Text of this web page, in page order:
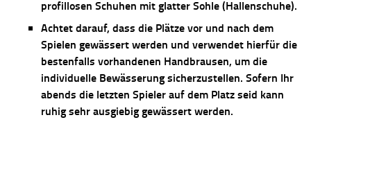
profillosen Schuhen mit glatter Sohle (Hallenschuhe).
Achtet darauf, dass die Plätze vor und nach dem
Spielen gewässert werden und verwendet hierfür die
bestenfalls vorhandenen Handbrausen, um die
individuelle Bewässerung sicherzustellen. Sofern Ihr
abends die letzten Spieler auf dem Platz seid kann
ruhig sehr ausgiebig gewässert werden.